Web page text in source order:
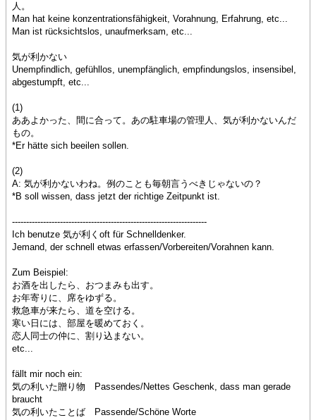
人。
Man hat keine konzentrationsfähigkeit, Vorahnung, Erfahrung, etc...
Man ist rücksichtslos, unaufmerksam, etc...
気が利かない
Unempfindlich, gefühllos, unempfänglich, empfindungslos, insensibel,
abgestumpft, etc...
(1)
ああよかった、間に合って。あの駐車場の管理人、気が利かないんだ
もの。
*Er hätte sich beeilen sollen.
(2)
A: 気が利かないわね。例のことも毎朝言うべきじゃないの？
*B soll wissen, dass jetzt der richtige Zeitpunkt ist.
---------------------------------------------------------------------
Ich benutze 気が利くoft für Schnelldenker.
Jemand, der schnell etwas erfassen/Vorbereiten/Vorahnen kann.
Zum Beispiel:
お酒を出したら、おつまみも出す。
お年寄りに、席をゆずる。
救急車が来たら、道を空ける。
寒い日には、部屋を暖めておく。
恋人同士の仲に、割り込まない。
etc...
fällt mir noch ein:
気の利いた贈り物 Passendes/Nettes Geschenk, dass man gerade
braucht
気の利いたことば Passende/Schöne Worte